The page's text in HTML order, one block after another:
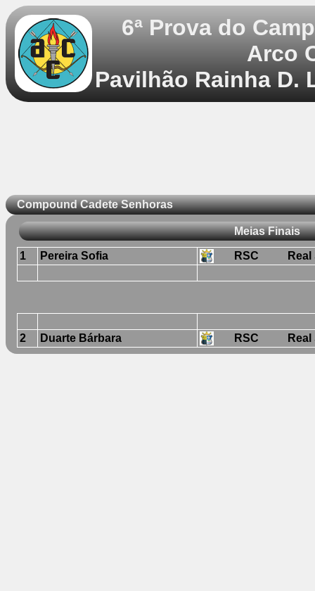
6ª Prova do
Arco
Pavilhão Rainha D.
Compound Cadete Senhoras
Meias Finais
1 Pereira Sofia RSC
2 Duarte Bárbara RSC